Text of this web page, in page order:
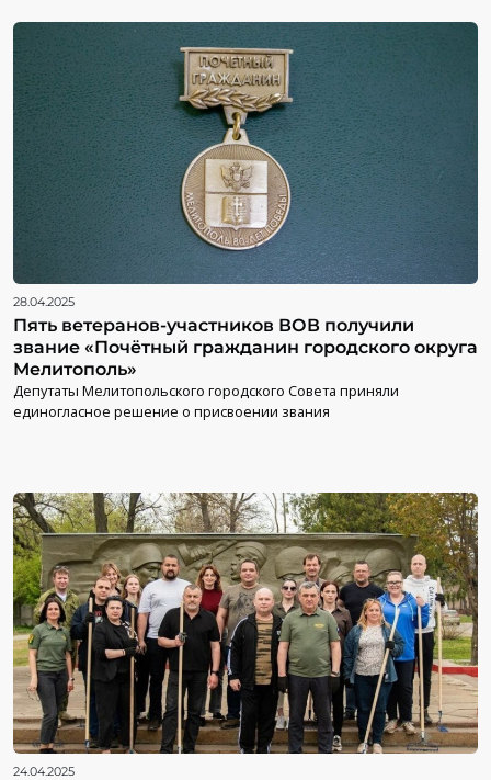
28.04.2025
Пять ветеранов-участников ВОВ получили
звание «Почётный гражданин городского округа
Мелитополь»
Депутаты Мелитопольского городского Совета приняли
единогласное решение о присвоении звания
24.04.2025